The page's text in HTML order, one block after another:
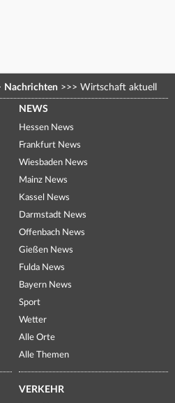
Nachrichten >>> Wirtschaft aktuell
NEWS
Hessen News
Frankfurt News
Wiesbaden News
Mainz News
Kassel News
Darmstadt News
Offenbach News
Gießen News
Fulda News
Bayern News
Sport
Wetter
Alle Orte
Alle Themen
VERKEHR